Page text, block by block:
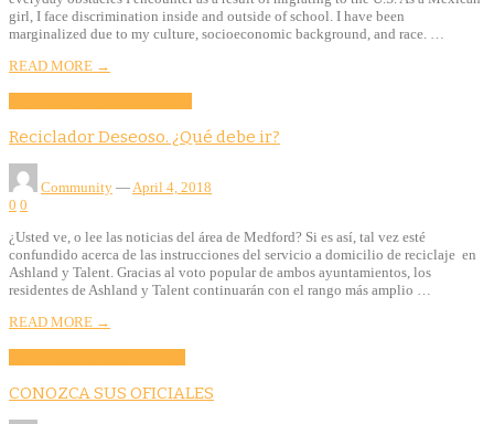
girl, I face discrimination inside and outside of school. I have been
marginalized due to my culture, socioeconomic background, and race. …
READ MORE →
Reciclador Deseoso. ¿Qué debe ir?
Community — April 4, 2018
0 0
¿Usted ve, o lee las noticias del área de Medford? Si es así, tal vez esté
confundido acerca de las instrucciones del servicio a domicilio de reciclaje en
Ashland y Talent. Gracias al voto popular de ambos ayuntamientos, los
residentes de Ashland y Talent continuarán con el rango más amplio …
READ MORE →
CONOZCA SUS OFICIALES